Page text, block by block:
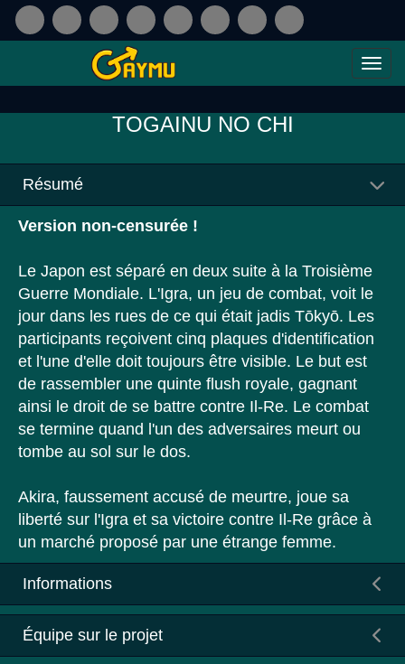
TOGAINU NO CHI
Résumé
Version non-censurée !
Le Japon est séparé en deux suite à la Troisième
Guerre Mondiale. L'Igra, un jeu de combat, voit le
jour dans les rues de ce qui était jadis Tōkyō. Les
participants reçoivent cinq plaques d'identification
et l'une d'elle doit toujours être visible. Le but est
de rassembler une quinte flush royale, gagnant
ainsi le droit de se battre contre Il-Re. Le combat
se termine quand l'un des adversaires meurt ou
tombe au sol sur le dos.
Akira, faussement accusé de meurtre, joue sa
liberté sur l'Igra et sa victoire contre Il-Re grâce à
un marché proposé par une étrange femme.
Informations
Équipe sur le projet